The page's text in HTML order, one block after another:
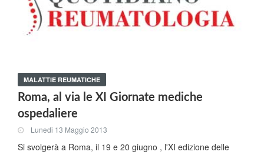
MALATTIE REUMATICHE
Roma, al via le XI Giornate mediche
ospedaliere
Lunedi 13 Maggio 2013
Si svolgerà a Roma, il 19 e 20 giugno , l'XI edizione delle